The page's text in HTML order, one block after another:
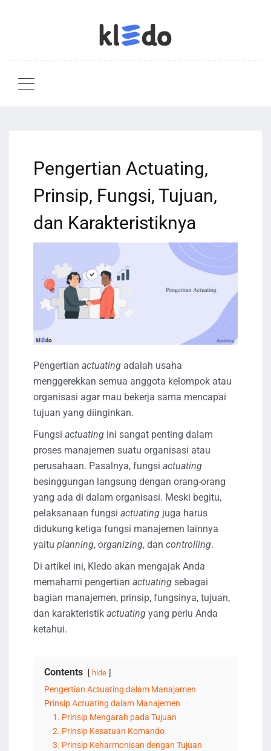
Pengertian Actuating,
Prinsip, Fungsi, Tujuan,
dan Karakteristiknya
Pengertian actuating adalah usaha
menggerekkan semua anggota kelompok atau
organisasi agar mau bekerja sama mencapai
tujuan yang diinginkan.
Fungsi actuating ini sangat penting dalam
proses manajemen suatu organisasi atau
perusahaan. Pasalnya, fungsi actuating
besinggungan langsung dengan orang-orang
yang ada di dalam organisasi. Meski begitu,
pelaksanaan fungsi actuating juga harus
didukung ketiga fungsi manajemen lainnya
yaitu planning, organizing, dan controlling.
Di artikel ini, Kledo akan mengajak Anda
memahami pengertian actuating sebagai
bagian manajemen, prinsip, fungsinya, tujuan,
dan karakteristik actuating yang perlu Anda
ketahui.
Contents hide
Pengertian Actuating dalam Manajamen
Prinsip Actuating dalam Manajemen
1. Prinsip Mengarah pada Tujuan
2. Prinsip Kesatuan Komando
3. Prinsip Keharmonisan dengan Tujuan